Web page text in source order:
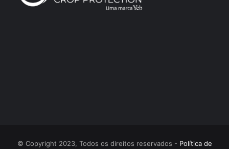
© Copyright 2023, Todos os direitos reservados - Política de